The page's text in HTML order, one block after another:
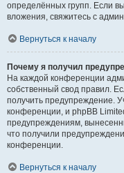
определённых групп. Если
вложения, свяжитесь с
Вернуться к началу
Почему я получил
На каждой конференции
собственный свод правил.
получить предупреждение.
конференции, и phpBB
предупреждениям,
что получили
конференции.
Вернуться к началу